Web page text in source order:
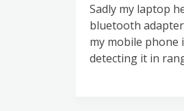
Sadly my laptop
bluetooth
my mobile phone
detecting it in